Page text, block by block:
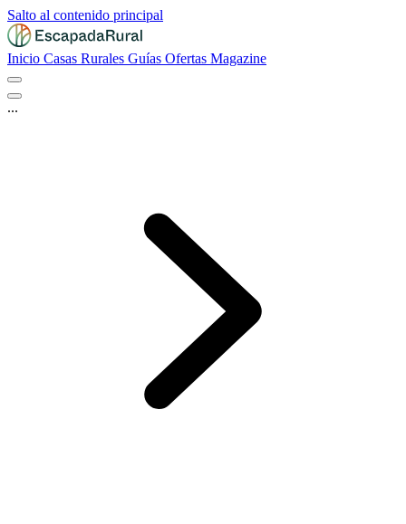
Salto al contenido principal
Inicio Casas Rurales Guías Ofertas Magazine
...